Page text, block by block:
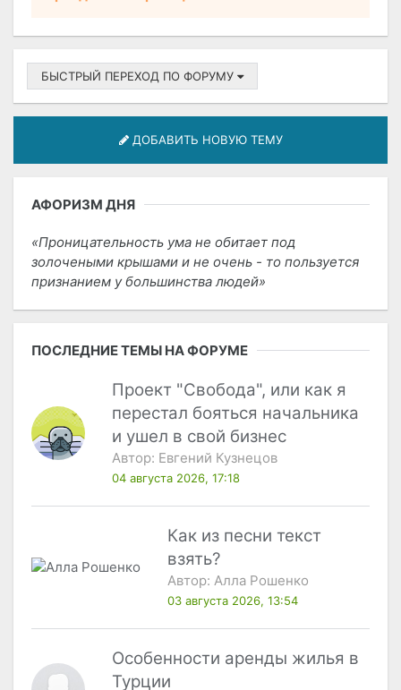
БЫСТРЫЙ ПЕРЕХОД ПО ФОРУМУ
ДОБАВИТЬ НОВУЮ ТЕМУ
АФОРИЗМ ДНЯ
Проницательность ума не обитает под
золочеными крышами и не очень - то пользуется
признанием у большинства людей
ПОСЛЕДНИЕ ТЕМЫ НА ФОРУМЕ
Проект "Свобода", или как я
перестал бояться начальника
и ушел в свой бизнес
Автор: Евгений Кузнецов
04 августа 2026, 17:18
Как из песни текст
взять?
Автор: Алла Рошенко
03 августа 2026, 13:54
Особенности аренды жилья в
Турции